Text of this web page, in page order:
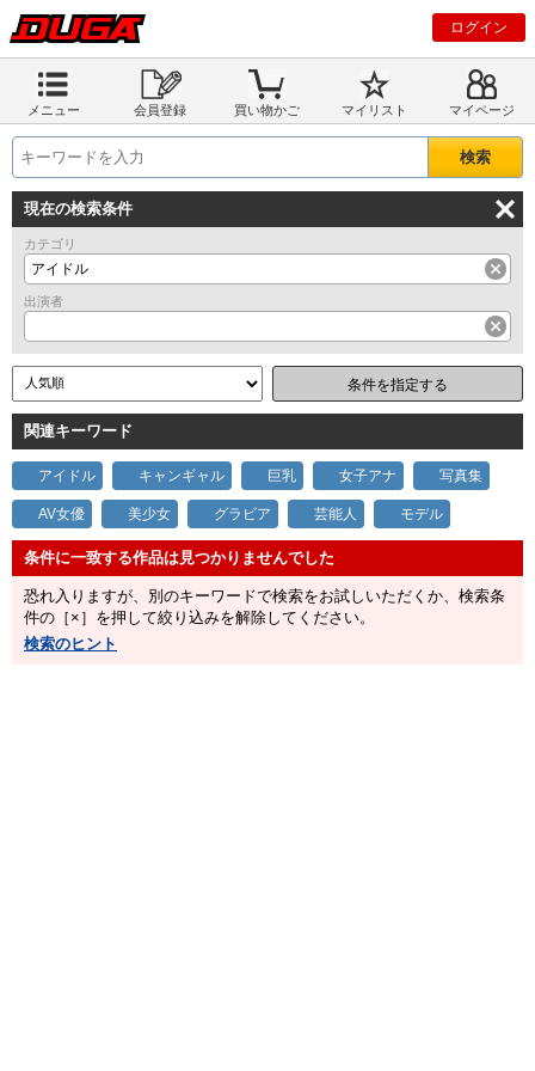
ログイン
メニュー 会員登録 買い物かご マイリスト マイページ
現在の検索条件
カテゴリ
アイドル
出演者
条件を指定する
関連キーワード
アイドル キャンギャル 巨乳 女子アナ 写真集
AV女優 美少女 グラビア 芸能人 モデル
恐れ入りますが、別のキーワードで検索をお試しいただくか、検索条
件の［×］を押して絞り込みを解除してください。
検索のヒント